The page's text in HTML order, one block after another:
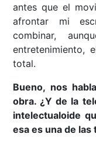
antes que el
afrontar mi
combinar,
entretenimiento,
total.
Bueno, nos
obra. ¿Y de la
intelectualoide
esa es una de las